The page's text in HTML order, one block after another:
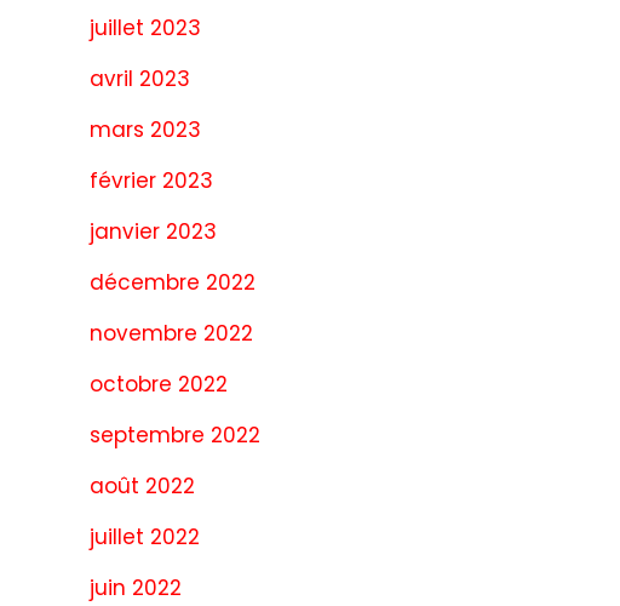
juillet 2023
avril 2023
mars 2023
février 2023
janvier 2023
décembre 2022
novembre 2022
octobre 2022
septembre 2022
août 2022
juillet 2022
juin 2022